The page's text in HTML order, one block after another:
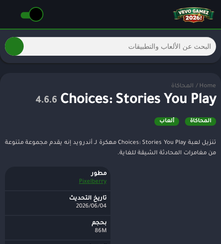
Home
/ المحاكاة
Choices: Stories You Play
4.6.6
المحاكاة ألعاب
تنزيل لعبة Choices: Stories You Play مهكرة لـ أندرويد إنه يقدم مجموعة متنوعة
من مغامرات المحادثة الشيقة للغاية.
مطور
Pixelberry
تاريخ التحديث
2026/06/04
بحجم
86M